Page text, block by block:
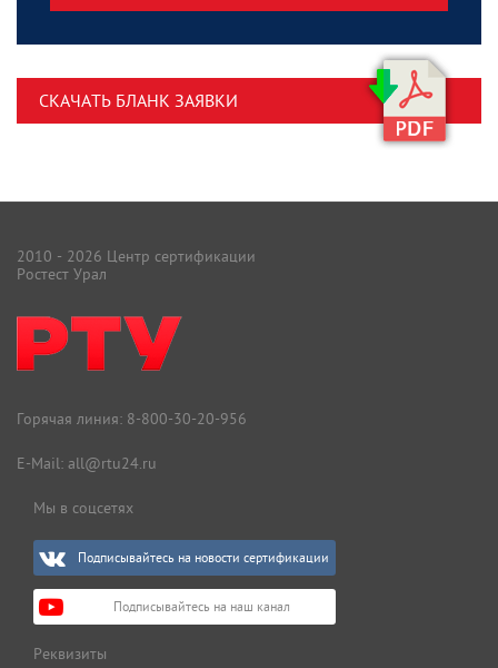
СКАЧАТЬ БЛАНК ЗАЯВКИ
2010 - 2026 Центр сертификации
Ростест Урал
Горячая линия: 8-800-30-20-956
E-Mail: all@rtu24.ru
Мы в соцсетях
Подписывайтесь на новости сертификации
Подписывайтесь на наш канал
Реквизиты